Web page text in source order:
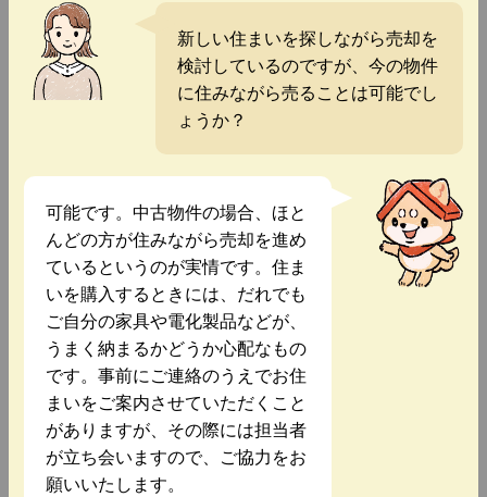
新しい住まいを探しながら売却を
検討しているのですが、今の物件
に住みながら売ることは可能でし
ょうか？
可能です。中古物件の場合、ほと
んどの方が住みながら売却を進め
ているというのが実情です。住ま
いを購入するときには、だれでも
ご自分の家具や電化製品などが、
うまく納まるかどうか心配なもの
です。事前にご連絡のうえでお住
まいをご案内させていただくこと
がありますが、その際には担当者
が立ち会いますので、ご協力をお
願いいたします。